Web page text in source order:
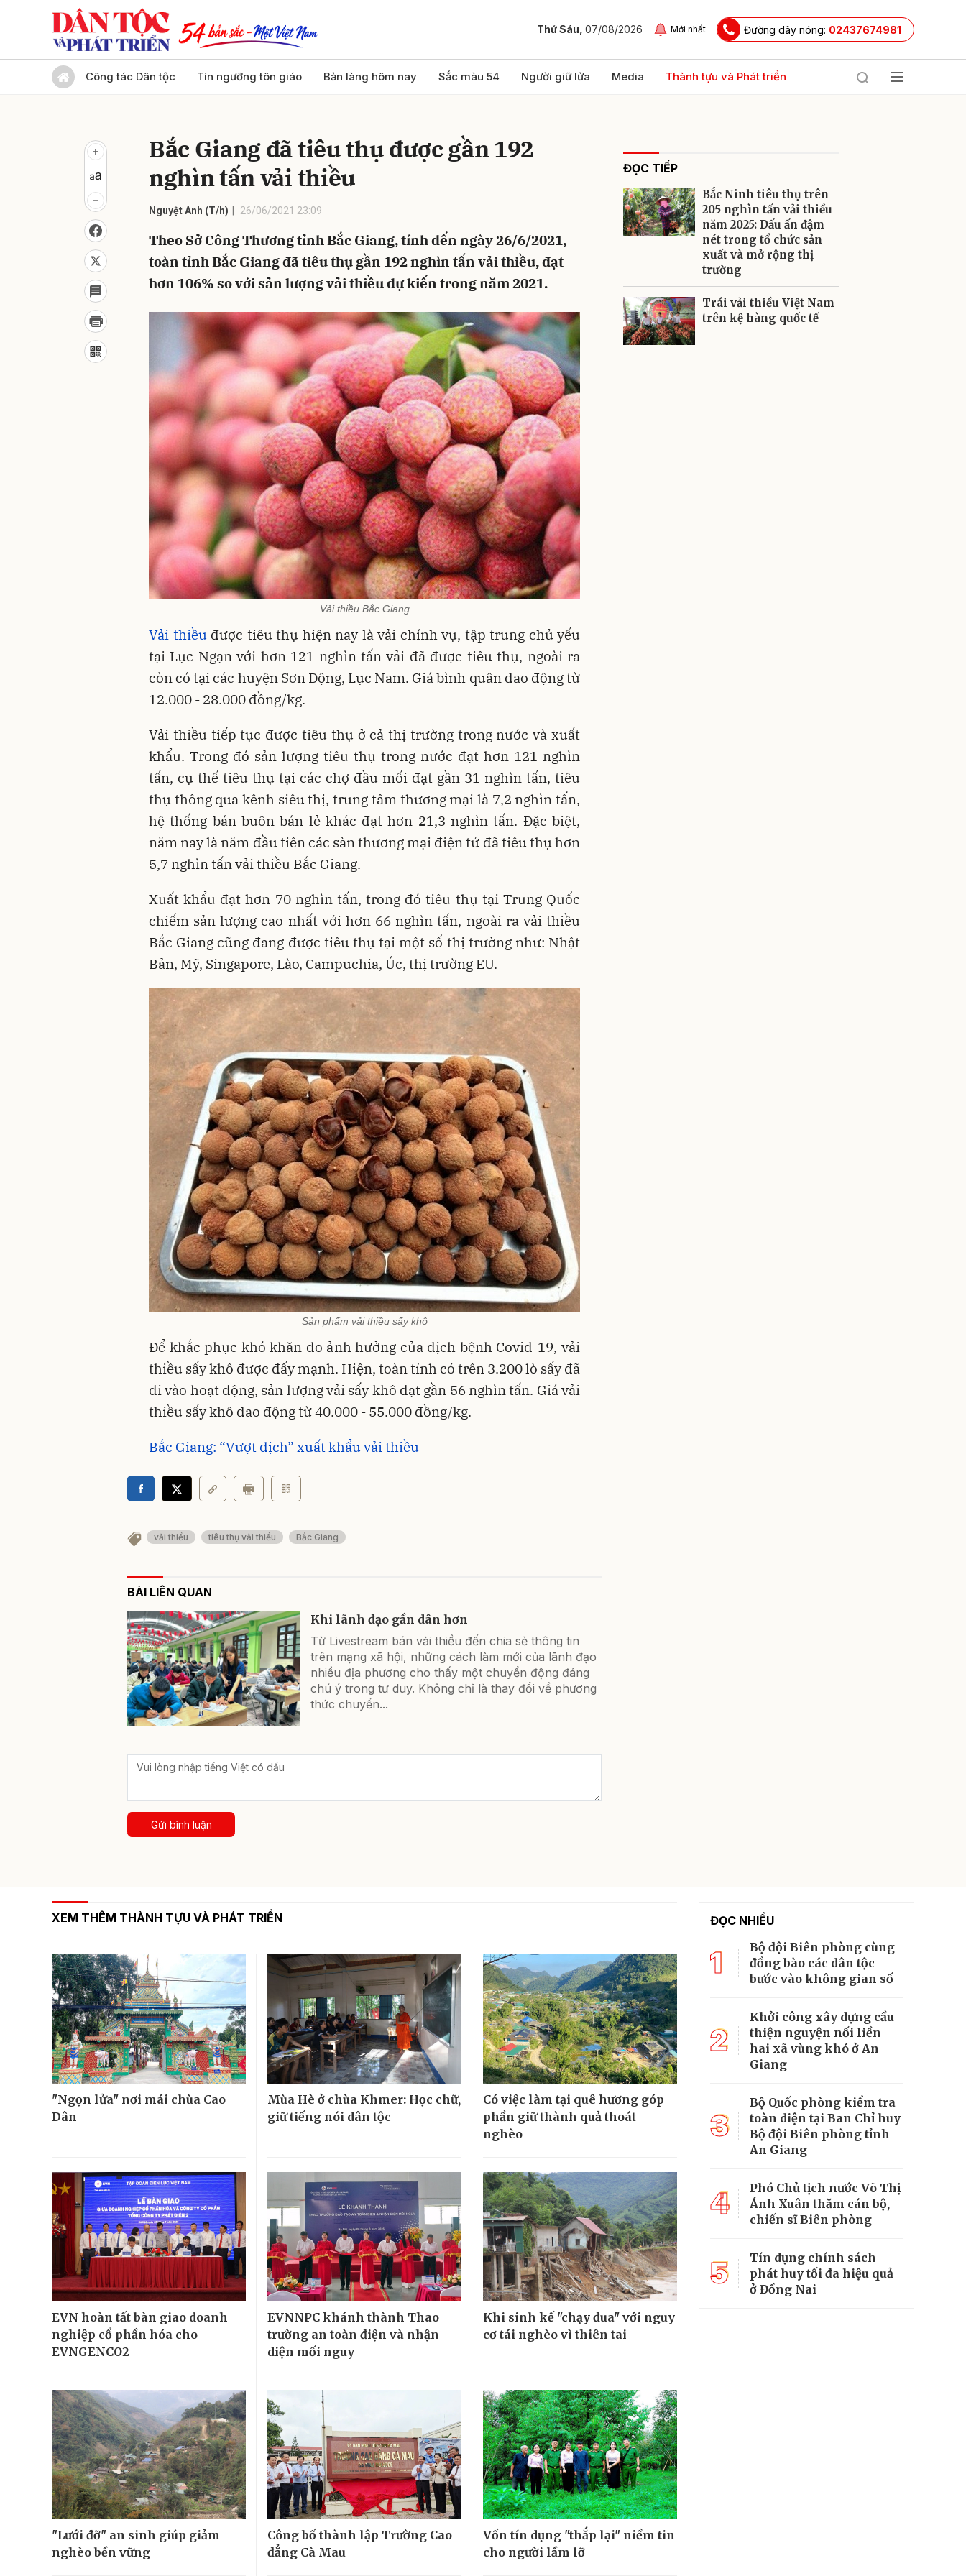
Thứ Sáu, 07/08/2026 Mới nhất Đường dây nóng: 02437674981
Công tác Dân tộc Tín ngưỡng tôn giáo Bản làng hôm nay Sắc màu 54 Người giữ lửa Media Thành tựu và Phát triển
Bắc Giang đã tiêu thụ được gần 192
nghìn tấn vải thiều
Nguyệt Anh (T/h) 26/06/2021 23:09
Theo Sở Công Thương tỉnh Bắc Giang, tính đến ngày 26/6/2021,
toàn tỉnh Bắc Giang đã tiêu thụ gần 192 nghìn tấn vải thiều, đạt
hơn 106% so với sản lượng vải thiều dự kiến trong năm 2021.
Vải thiều Bắc Giang
Vải thiềuđược tiêu thụ hiện nay là vải chính vụ, tập trung chủ yếu
tại Lục Ngạn với hơn 121 nghìn tấn vải đã được tiêu thụ, ngoài ra
còn có tại các huyện Sơn Động, Lục Nam. Giá bình quân dao động từ
12.000 - 28.000 đồng/kg.
Vải thiều tiếp tục được tiêu thụ ở cả thị trường trong nước và xuất
khẩu. Trong đó sản lượng tiêu thụ trong nước đạt hơn 121 nghìn
tấn, cụ thể tiêu thụ tại các chợ đầu mối đạt gần 31 nghìn tấn, tiêu
thụ thông qua kênh siêu thị, trung tâm thương mại là 7,2 nghìn tấn,
hệ thống bán buôn bán lẻ khác đạt hơn 21,3 nghìn tấn. Đặc biệt,
năm nay là năm đầu tiên các sàn thương mại điện tử đã tiêu thụ hơn
5,7 nghìn tấn vải thiều Bắc Giang.
Xuất khẩu đạt hơn 70 nghìn tấn, trong đó tiêu thụ tại Trung Quốc
chiếm sản lượng cao nhất với hơn 66 nghìn tấn, ngoài ra vải thiều
Bắc Giang cũng đang được tiêu thụ tại một số thị trường như: Nhật
Bản, Mỹ, Singapore, Lào, Campuchia, Úc, thị trường EU.
Sản phẩm vải thiều sấy khô
Để khắc phục khó khăn do ảnh hưởng của dịch bệnh Covid-19, vải
thiều sấy khô được đẩy mạnh. Hiện, toàn tỉnh có trên 3.200 lò sấy đã
đi vào hoạt động, sản lượng vải sấy khô đạt gần 56 nghìn tấn. Giá vải
thiều sấy khô dao động từ 40.000 - 55.000 đồng/kg.
Bắc Giang: “Vượt dịch” xuất khẩu vải thiều
vải thiều tiêu thụ vải thiều Bắc Giang
BÀI LIÊN QUAN
Khi lãnh đạo gần dân hơn
Từ Livestream bán vải thiều đến chia sẻ thông tin
trên mạng xã hội, những cách làm mới của lãnh đạo
nhiều địa phương cho thấy một chuyển động đáng
chú ý trong tư duy. Không chỉ là thay đổi về phương
thức chuyển...
Gửi bình luận
ĐỌC TIẾP
Bắc Ninh tiêu thụ trên
205 nghìn tấn vải thiều
năm 2025: Dấu ấn đậm
nét trong tổ chức sản
xuất và mở rộng thị
trường
Trái vải thiều Việt Nam
trên kệ hàng quốc tế
XEM THÊM THÀNH TỰU VÀ PHÁT TRIỂN
"Ngọn lửa" nơi mái chùa Cao
Dân
Mùa Hè ở chùa Khmer: Học chữ,
giữ tiếng nói dân tộc
Có việc làm tại quê hương góp
phần giữ thành quả thoát
nghèo
EVN hoàn tất bàn giao doanh
nghiệp cổ phần hóa cho
EVNGENCO2
EVNNPC khánh thành Thao
trường an toàn điện và nhận
diện mối nguy
Khi sinh kế "chạy đua" với nguy
cơ tái nghèo vì thiên tai
"Lưới đỡ" an sinh giúp giảm
nghèo bền vững
Công bố thành lập Trường Cao
đẳng Cà Mau
Vốn tín dụng "thắp lại" niềm tin
cho người lầm lỡ
ĐỌC NHIỀU
1
Bộ đội Biên phòng cùng
đồng bào các dân tộc
bước vào không gian số
2
Khởi công xây dựng cầu
thiện nguyện nối liền
hai xã vùng khó ở An
Giang
3
Bộ Quốc phòng kiểm tra
toàn diện tại Ban Chỉ huy
Bộ đội Biên phòng tỉnh
An Giang
4
Phó Chủ tịch nước Võ Thị
Ánh Xuân thăm cán bộ,
chiến sĩ Biên phòng
5
Tín dụng chính sách
phát huy tối đa hiệu quả
ở Đồng Nai
Gửi bình luận
Gửi